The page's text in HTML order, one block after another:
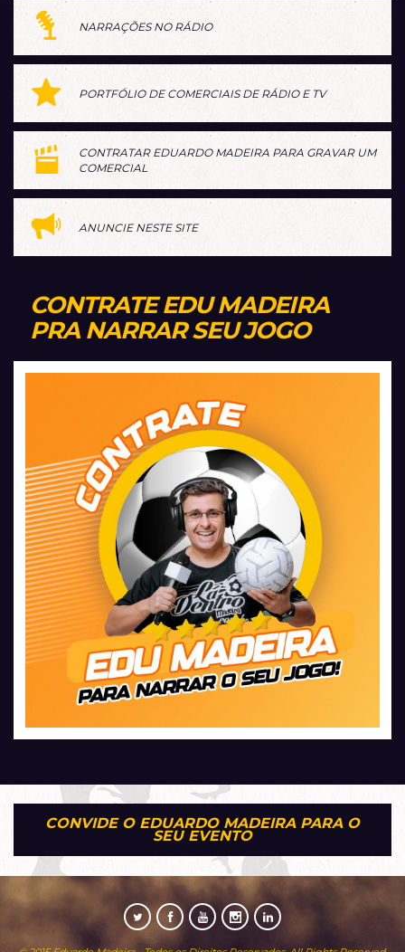
NARRAÇÕES NO RÁDIO
PORTFÓLIO DE COMERCIAIS DE RÁDIO E TV
CONTRATAR EDUARDO MADEIRA PARA GRAVAR UM
COMERCIAL
ANUNCIE NESTE SITE
CONTRATE EDU MADEIRA
PRA NARRAR SEU JOGO
CONVIDE O EDUARDO MADEIRA PARA O
SEU EVENTO